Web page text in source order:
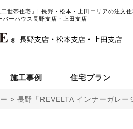
世帯住宅」| 長野・松本・上田エリアの注文
ーハウス長野支店・上田支店
施工事例 住宅プラン
> 長野「REVELTA インナーガレー